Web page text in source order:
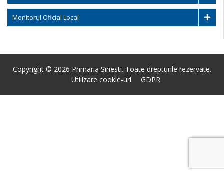
Monitorul Oficial Local
Copyright © 2026 Primaria Sinesti. Toate drepturile rezervate.
Utilizare cookie-uri
GDPR